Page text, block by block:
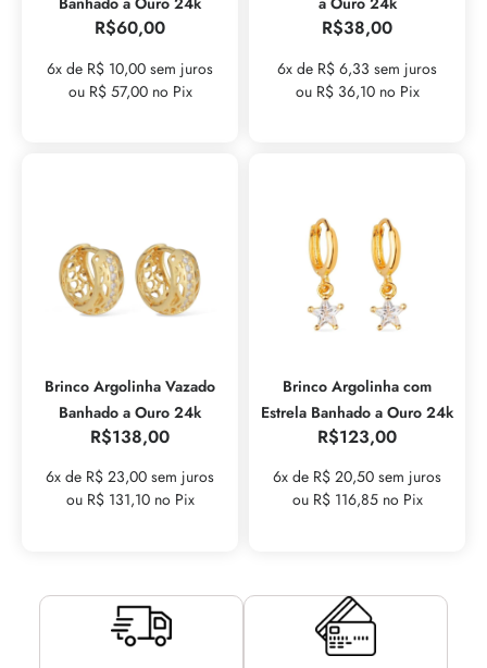
R$60,00
6x de R$ 10,00 sem juros
ou R$ 57,00 no Pix
R$38,00
6x de R$ 6,33 sem juros
ou R$ 36,10 no Pix
Brinco Argolinha Vazado
Banhado a Ouro 24k
R$138,00
6x de R$ 23,00 sem juros
ou R$ 131,10 no Pix
Brinco Argolinha com
Estrela Banhado a Ouro 24k
R$123,00
6x de R$ 20,50 sem juros
ou R$ 116,85 no Pix